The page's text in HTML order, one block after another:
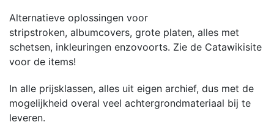
Alternatieve oplossingen voor
stripstroken, albumcovers, grote platen, alles met
schetsen, inkleuringen enzovoorts. Zie de Catawikisite
voor de items!
In alle prijsklassen, alles uit eigen archief, dus met de
mogelijkheid overal veel achtergrondmateriaal bij te
leveren.